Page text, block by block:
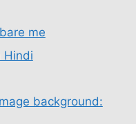
me
Hindi
background: